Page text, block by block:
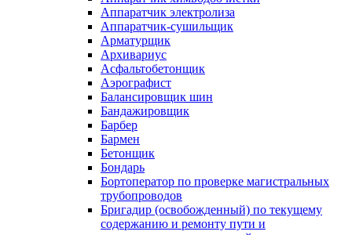
Аппаратчик электролиза
Аппаратчик-сушильщик
Арматурщик
Архивариус
Асфальтобетонщик
Аэрографист
Балансировщик шин
Бандажировщик
Барбер
Бармен
Бетонщик
Бондарь
Бортоператор по проверке магистральных
трубопроводов
Бригадир (освобожденный) по текущему
содержанию и ремонту пути и